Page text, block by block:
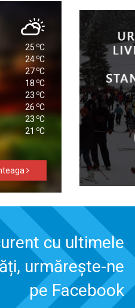
25 oC
24 oC
27oC
18 oC
23 oC
26 oC
23 oC
21 oC
cu ultimele
urmărește-ne
pe Facebook